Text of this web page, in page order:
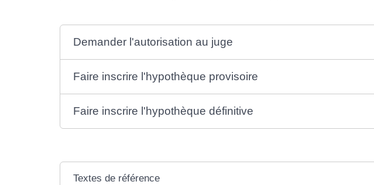
Demander l'autorisation au juge
Faire inscrire l'hypothèque provisoire
Faire inscrire l'hypothèque définitive
Textes de référence